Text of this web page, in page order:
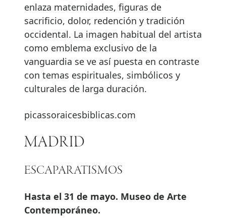
enlaza maternidades, figuras de
sacrificio, dolor, redención y tradición
occidental. La imagen habitual del artista
como emblema exclusivo de la
vanguardia se ve así puesta en contraste
con temas espirituales, simbólicos y
culturales de larga duración.
picassoraicesbiblicas.com
MADRID
ESCAPARATISMOS
Hasta el 31 de mayo. Museo de Arte
Contemporáneo.